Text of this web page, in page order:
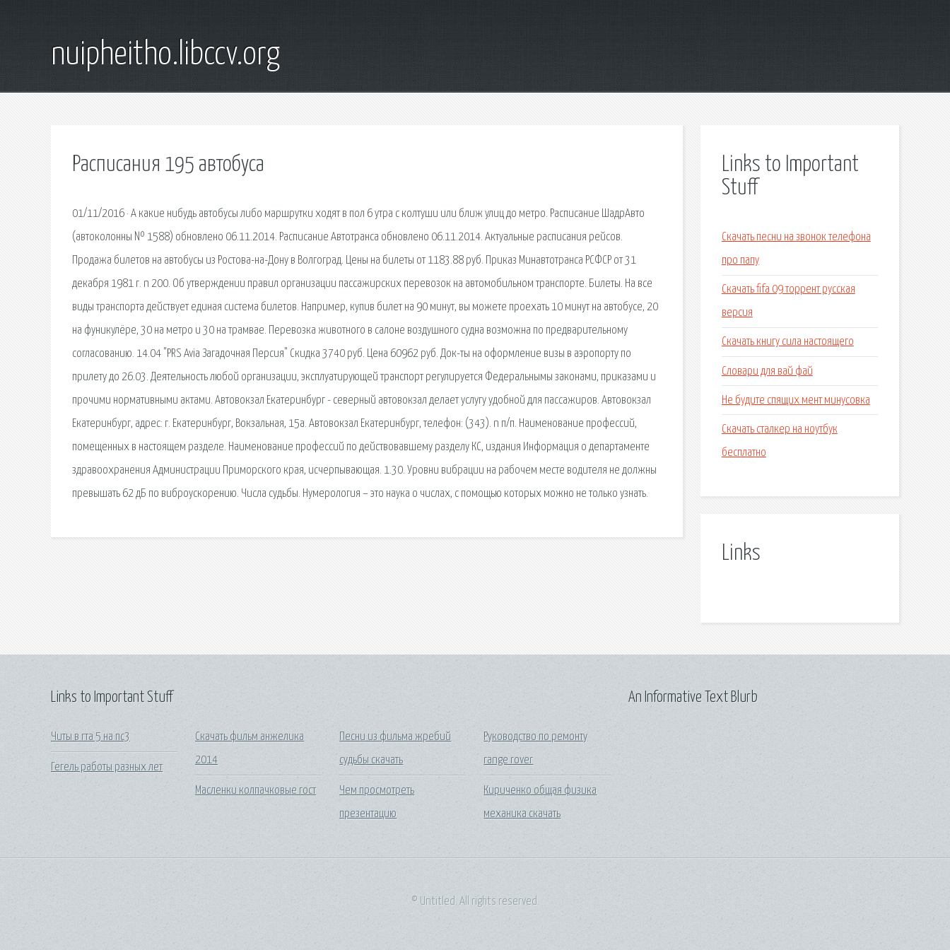
nuipheitho.libccv.org
Расписания 195 автобуса
01/11/2016 · А какие нибудь автобусы либо маршрутки ходят в пол 6 утра с колтуши или ближ улиц до метро. Расписание ШадрАвто
(автоколонны № 1588) обновлено 06.11.2014. Расписание Автотранса обновлено 06.11.2014. Актуальные расписания рейсов.
Продажа билетов на автобусы из Ростова-на-Дону в Волгоград. Цены на билеты от 1183.88 руб. Приказ Минавтотранса РСФСР от 31
декабря 1981 г. n 200. Об утверждении правил организации пассажирских перевозок на автомобильном транспорте. Билеты. На все
виды транспорта действует единая система билетов. Например, купив билет на 90 минут, вы можете проехать 10 минут на автобусе, 20
на фуникулёре, 30 на метро и 30 на трамвае. Перевозка животного в салоне воздушного судна возможна по предварительному
согласованию. 14.04 "PRS Avia Загадочная Персия" Скидка 3740 руб. Цена 60962 руб. Док-ты на оформление визы в аэропорту по
прилету до 26.03. Деятельность любой организации, эксплуатирующей транспорт регулируется Федеральнымы законами, приказами и
прочими нормативными актами. Автовокзал Екатеринбург - северный автовокзал делает услугу удобной для пассажиров. Автовокзал
Екатеринбург, адрес: г. Екатеринбург, Вокзальная, 15а. Автовокзал Екатеринбург, телефон: (343). n п/п. Наименование профессий,
помещенных в настоящем разделе. Наименование профессий по действовавшему разделу КС, издания Информация о департаменте
здравоохранения Администрации Приморского края, исчерпывающая. 1.30. Уровни вибрации на рабочем месте водителя не должны
превышать 62 дБ по виброускорению. Числа судьбы. Нумерология – это наука о числах, с помощью которых можно не только узнать.
Links to Important
Stuff
Скачать песни на звонок телефона
про папу
Скачать fifa 09 торрент русская
версия
Скачать книгу сила настоящего
Словари для вай фай
Не будите спящих мент минусовка
Скачать сталкер на ноутбук
бесплатно
Links
Links to Important Stuff
Читы в гта 5 на пс3
Гегель работы разных лет
Скачать фильм анжелика
2014
Масленки колпачковые гост
Песни из фильма жребий
судьбы скачать
Чем просмотреть
презентацию
Руководство по ремонту
range rover
Кириченко общая физика
механика скачать
An Informative Text Blurb
© Untitled. All rights reserved.